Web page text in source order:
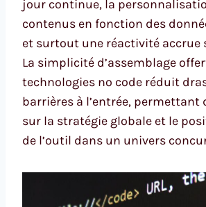
jour continue, la
contenus en fonction des
et surtout une réactivité accrue
La simplicité d’assemblage
technologies no code réduit
barrières à l’entrée, permettant
sur la stratégie globale et le
de l’outil dans un univers